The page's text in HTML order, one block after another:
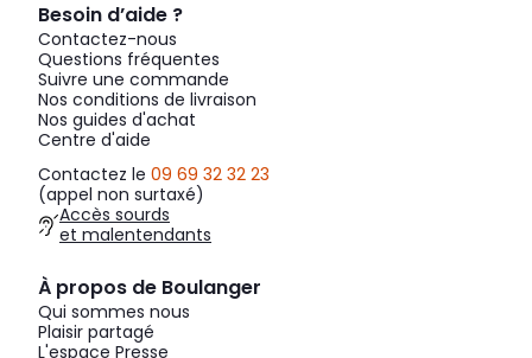
Besoin d’aide ?
Contactez-nous
Questions fréquentes
Suivre une commande
Nos conditions de livraison
Nos guides d'achat
Centre d'aide
Contactez le 09 69 32 32 23
(appel non surtaxé)
Accès sourds
et malentendants
À propos de Boulanger
Qui sommes nous
Plaisir partagé
L'espace Presse